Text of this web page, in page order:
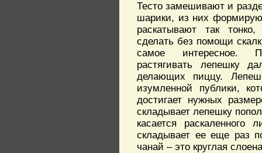
Тесто замешивают и
шарики, из них
раскатывают так
сделать без помощи
самое интересное.
растягивать лепешку
делающих пиццу.
изумленной публики,
достигает нужных
складывает лепешку
касается
складывает ее еще раз
чанай – это круглая